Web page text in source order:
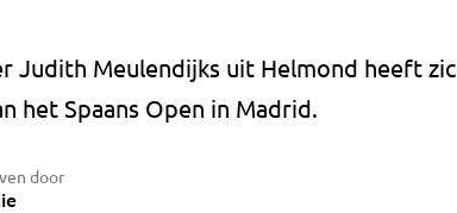
Judith Meulendijks uit Helmond heeft
het Spaans Open in Madrid.
door